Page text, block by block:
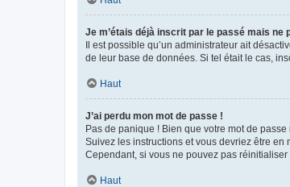
Je m’étais déjà inscrit par le passé mais ne
Il est possible qu’un administrateur ait
de leur base de données. Si tel était le cas,
Haut
J’ai perdu mon mot de passe !
Pas de panique ! Bien que votre mot de
Suivez les instructions et vous devriez être
Cependant, si vous ne pouvez pas
Haut